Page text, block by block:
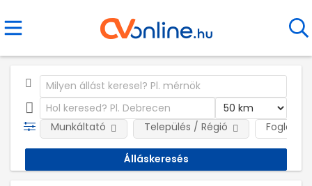
Munkáltató Település / Régió